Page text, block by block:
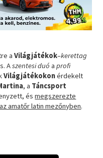
aVilágjátékok–kerettag
Aszentesi duó aprofi
Világjátékokonérdekelt
, a Táncsport
ésmegszerezte
amatőr latin mezőnyben.